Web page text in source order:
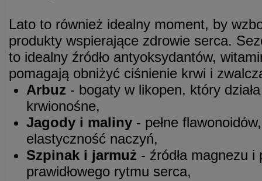
Lato to również idealny moment, by
produkty wspierające zdrowie serca.
to idealny źródło antyoksydantów,
pomagają obniżyć ciśnienie krwi i
Arbuz - bogaty w likopen, który
krwionośne,
Jagody i maliny - pełne
elastyczność naczyń,
Szpinak i jarmuż - źródła magnezu
prawidłowego rytmu serca,